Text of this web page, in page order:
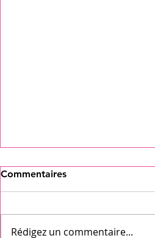
Commentaires
Rédigez un commentaire...